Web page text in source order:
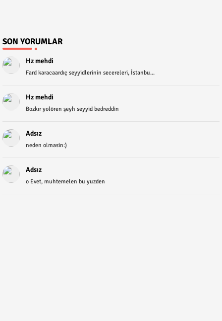
SON YORUMLAR
Hz mehdi
Fard karacaardıç seyyidlerinin secereleri, İstanbu...
Hz mehdi
Bozkır yolören şeyh seyyid bedreddin
Adsız
neden olmasin:)
Adsız
o Evet, muhtemelen bu yuzden